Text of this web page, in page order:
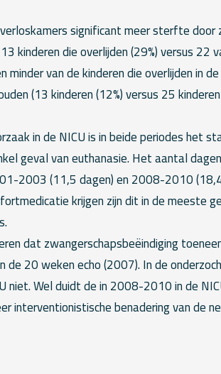
significant meer sterfte door
kinderen die overlijden (29%) versus 22
van de kinderen die overlijden in
(13 kinderen (12%) versus 25 kinderen
in de NICU is in beide periodes het
geval van euthanasie. Het aantal
2003 (11,5 dagen) en 2008-2010 (18,4
krijgen zijn dit in de meeste
dat zwangerschapsbeëindiging
de 20 weken echo (2007). In de
niet. Wel duidt de in 2008-2010 in de
interventionistische benadering van de